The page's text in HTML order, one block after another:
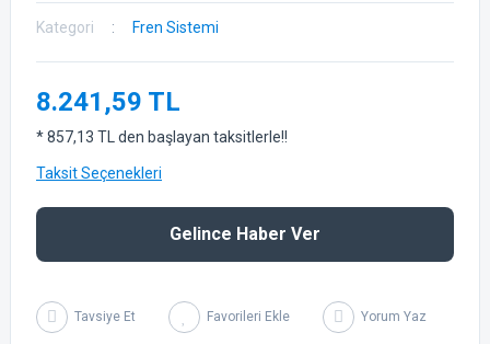
Kategori Fren Sistemi
8.241,59 TL
* 857,13 TL den başlayan taksitlerle!!
Taksit Seçenekleri
Gelince Haber Ver
Tavsiye Et Yorum Yaz